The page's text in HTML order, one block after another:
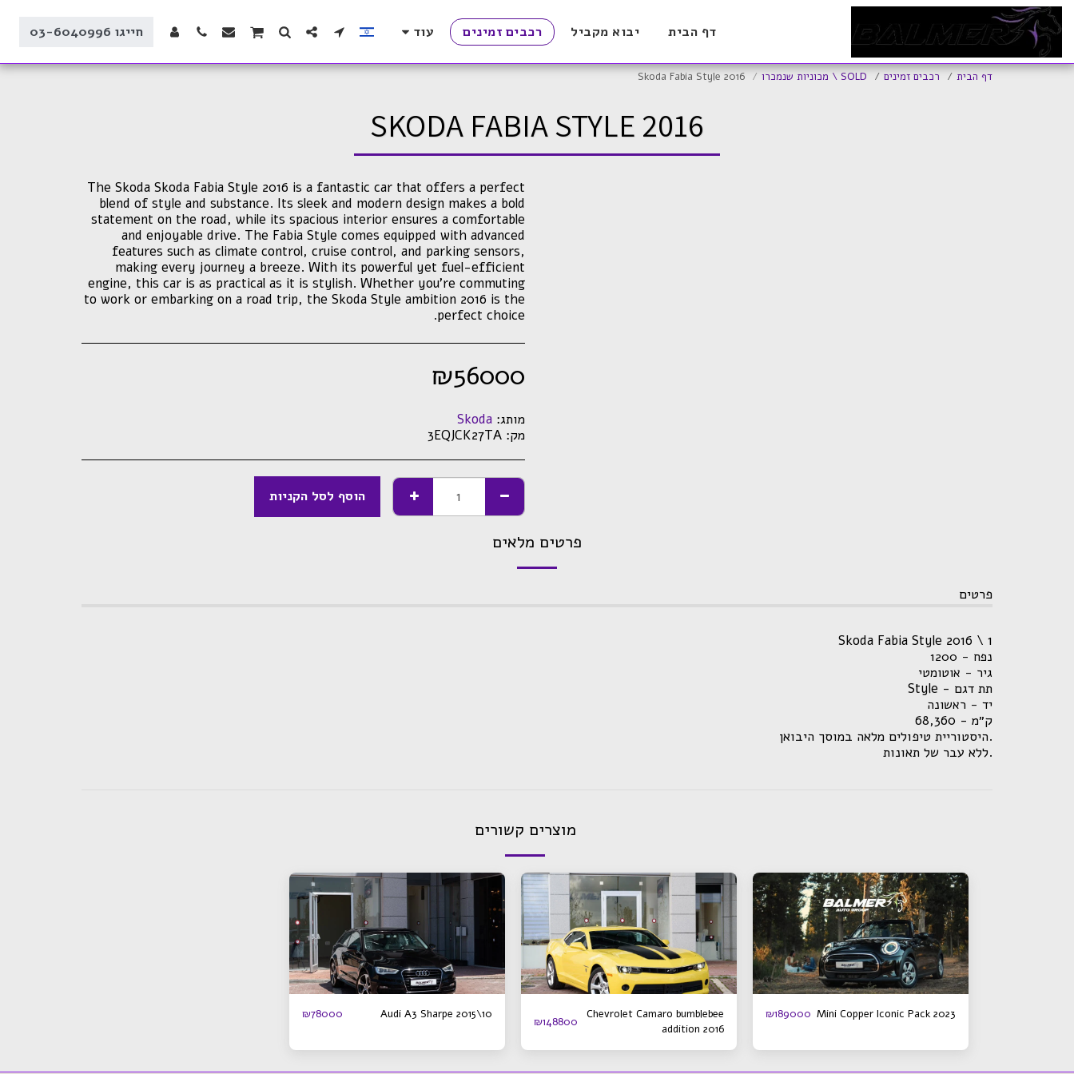
דף הבית יבוא מקביל רכבים זמינים עוד חייגו 03-6040996
דף הבית רכבים זמינים SOLD \ מכוניות שנמכרו Skoda Fabia Style 2016
SKODA FABIA STYLE 2016
The Skoda Skoda Fabia Style 2016 is a fantastic car that offers a perfect
blend of style and substance. Its sleek and modern design makes a bold
statement on the road, while its spacious interior ensures a comfortable
and enjoyable drive. The Fabia Style comes equipped with advanced
features such as climate control, cruise control, and parking sensors,
making every journey a breeze. With its powerful yet fuel-efficient
engine, this car is as practical as it is stylish. Whether you're commuting
to work or embarking on a road trip, the Skoda Style ambition 2016 is the
perfect choice.
₪56000
מותג: Skoda
מק: 3EQJCK27TA
הוסף לסל הקניות
פרטים מלאים
פרטים
Skoda Fabia Style 2016 \ 1
נפח - 1200
גיר - אוטומטי
תת דגם - Style
יד - ראשונה
ק״מ - 68,360
.היסטוריית טיפולים מלאה במוסך היבואן
.ללא עבר של תאונות
מוצרים קשורים
Mini Copper Iconic Pack 2023
₪189000
Chevrolet Camaro bumblebee
addition 2016
₪148800
Audi A3 Sharpe 2015\10
₪78000